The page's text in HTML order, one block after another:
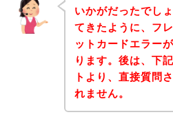
いかがだったでし
てきたように、フ
ットカードエラー
ります。後は、下
トより、直接質問
れません。